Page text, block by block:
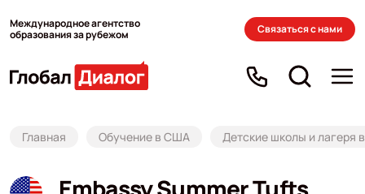
Международное агентство
образования за рубежом
Связаться с нами
Главная Обучение в США Детские школы и лагеря